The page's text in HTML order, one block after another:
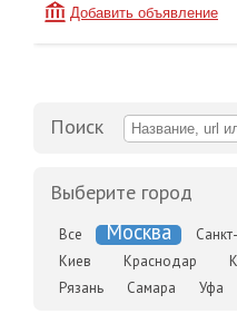
Добавить объявление
Поиск
Выберите город
Все Москва
Киев
Краснодар
Рязань
Самара Уфа